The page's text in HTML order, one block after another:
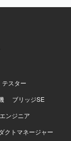
寧に対応して
ることで、
ェア、運用
AJS、
います。
テスター
ブリッジSE
ンジニア
クトマネージャー